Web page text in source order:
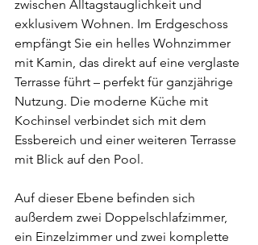
zwischen Alltagstauglichkeit und
exklusivem Wohnen. Im Erdgeschoss
empfängt Sie ein helles Wohnzimmer
mit Kamin, das direkt auf eine verglaste
Terrasse führt – perfekt für ganzjährige
Nutzung. Die moderne Küche mit
Kochinsel verbindet sich mit dem
Essbereich und einer weiteren Terrasse
mit Blick auf den Pool.
Auf dieser Ebene befinden sich
außerdem zwei Doppelschlafzimmer,
ein Einzelzimmer und zwei komplette